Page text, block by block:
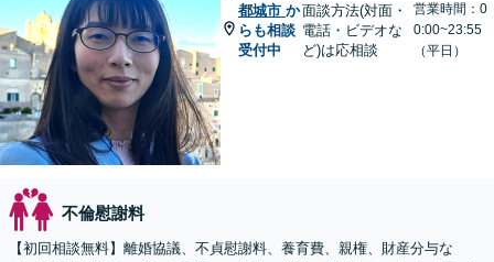
都城市 か
らも相談
受付中
面談方法(対面・
電話・ビデオな
ど)は応相談
営業時間：0
0:00~23:55
（平日）
不倫慰謝料
【初回相談無料】離婚協議、不貞慰謝料、養育費、親権、財産分与な